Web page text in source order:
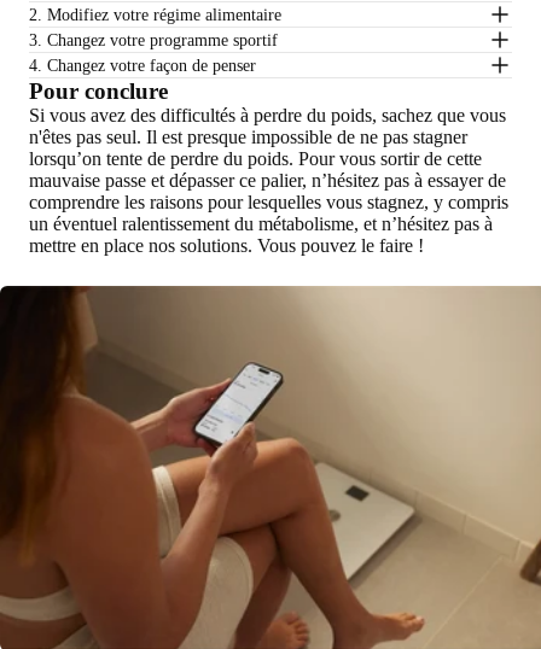
2. Modifiez votre régime alimentaire
3. Changez votre programme sportif
4. Changez votre façon de penser
Pour conclure
Si vous avez des difficultés à perdre du poids, sachez que vous
n'êtes pas seul. Il est presque impossible de ne pas stagner
lorsqu’on tente de perdre du poids. Pour vous sortir de cette
mauvaise passe et dépasser ce palier, n’hésitez pas à essayer de
comprendre les raisons pour lesquelles vous stagnez, y compris
un éventuel ralentissement du métabolisme, et n’hésitez pas à
mettre en place nos solutions. Vous pouvez le faire !